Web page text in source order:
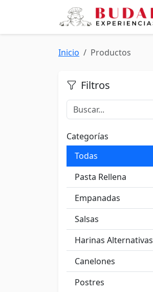
Inicio Productos
Filtros
Categorías
Todas
Pasta Rellena
Empanadas
Salsas
Harinas Alternativas
Canelones
Postres